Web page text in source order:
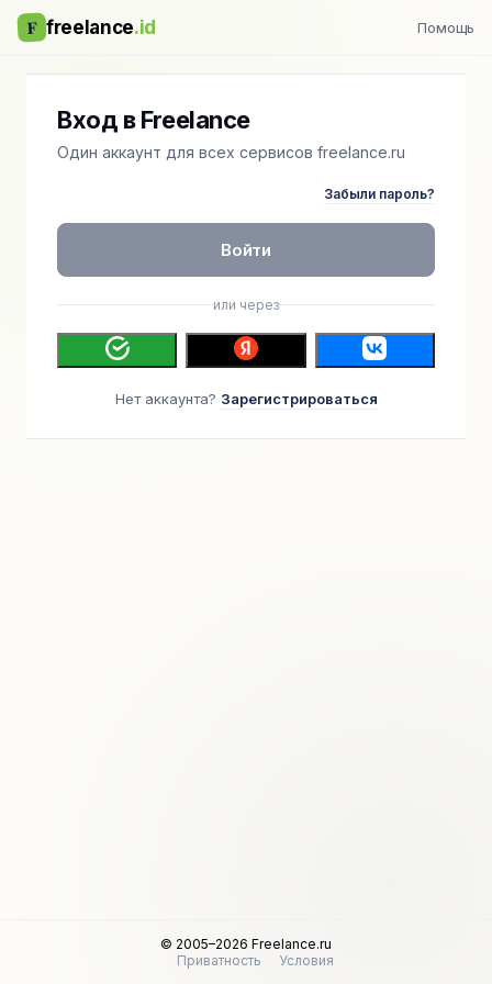
F freelance.id Помощь
Вход в Freelance
Один аккаунт для всех сервисов freelance.ru
Забыли пароль?
Войти
или через
Нет аккаунта? Зарегистрироваться
© 2005–2026 Freelance.ru
Приватность
Условия